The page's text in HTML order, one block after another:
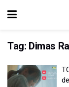
Tag: Dimas